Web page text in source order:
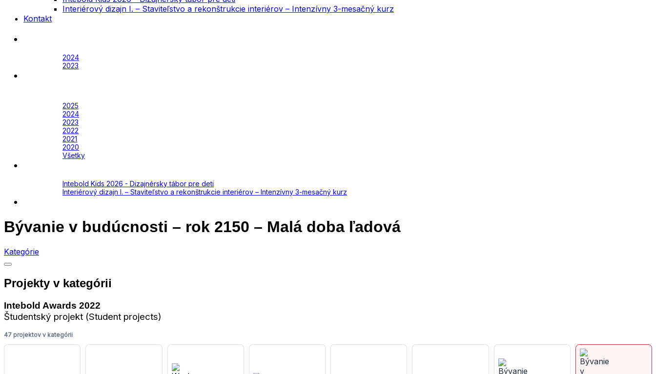
Interiérový dizajn I. – Staviteľstvo a rekonštrukcie interiérov – Intenzívny 3-mesačný kurz
Kontakt
2024
2023
2025
2024
2023
2022
2021
2020
Všetky
Intebold Kids 2026 - Dizajnérsky tábor pre deti
Interiérový dizajn I. – Staviteľstvo a rekonštrukcie interiérov – Intenzívny 3-mesačný kurz
Bývanie v budúcnosti – rok 2150 – Malá doba ľadová
Kategórie
Projekty v kategórii
Intebold Awards 2022
Študentský projekt (Student projects)
47 projektov v kategórii